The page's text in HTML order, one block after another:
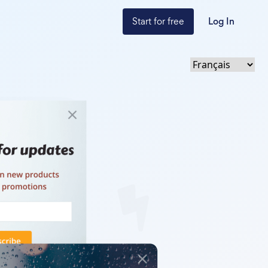
Start for free Log In